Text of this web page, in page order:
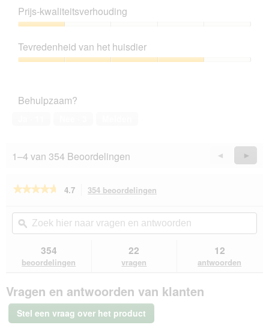
4
van
5
Prijs-kwaliteitsverhouding
kwaliteitsverhouding,
1
van
Tevredenheid van het huisdier
huisdier,
Behulpzaam?
1–4 van 354 Beoordelingen
Vorige
Reviews
◄ ►
★★★★★
★★★★★
de
Beoordelingen
van
Complete
hond
4.7 354 beoordelingen
actie
navigeert
u
beoordelingen.
Zoek
hier
naar
antwoorden
ϙ
354
beoordelingen
22
vragen
12
antwoorden
Vragen en antwoorden van klanten
Stel een vraag over het product